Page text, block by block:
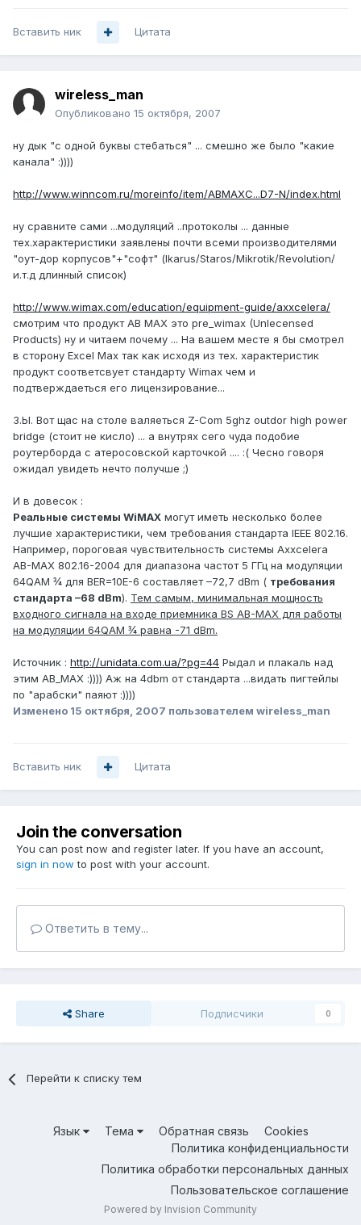
Вставить ник Цитата
wireless_man
Опубликовано 15 октября, 2007
ну дык "с одной буквы стебаться" ... смешно же было "какие
канала" :))))
http://www.winncom.ru/moreinfo/item/ABMAXC...D7-N/index.html
ну сравните сами ...модуляций ..протоколы ... данные
тех.характеристики заявлены почти всеми производителями
"оут-дор корпусов"+"софт" (Ikarus/Staros/Mikrotik/Revolution/
и.т.д длинный список)
http://www.wimax.com/education/equipment-guide/axxcelera/
смотрим что продукт AB MAX это pre_wimax (Unlecensed
Products) ну и читаем почему ... На вашем месте я бы смотрел
в сторону Excel Max так как исходя из тех. характеристик
продукт соответсвует стандарту Wimax чем и
подтверждаеться его лицензирование...
З.Ы. Вот щас на столе валяеться Z-Com 5ghz outdor high power
bridge (стоит не кисло) ... а внутрях сего чуда подобие
роутерборда с атеросовской карточкой .... :( Чесно говоря
ожидал увидеть нечто получше ;)
И в довесок :
Реальные системы WiMAX могут иметь несколько более
лучшие характеристики, чем требования стандарта IEEE 802.16.
Например, пороговая чувствительность системы Axxcelera
AB-MAX 802.16-2004 для диапазона частот 5 ГГц на модуляции
64QAM ¾ для BER=10E-6 составляет –72,7 dBm ( требования
стандарта –68 dBm). Тем самым, минимальная мощность
входного сигнала на входе приемника BS AB-MAX для работы
на модуляции 64QAM ¾ равна -71 dBm.
Источник : http://unidata.com.ua/?pg=44 Рыдал и плакаль над
этим AB_MAX :)))) Аж на 4dbm от стандарта ...видать пигтейлы
по "арабски" паяют :))))
Изменено 15 октября, 2007 пользователем wireless_man
Вставить ник Цитата
Join the conversation
You can post now and register later. If you have an account,
sign in now to post with your account.
Ответить в тему...
Share Подписчики 0
Перейти к списку тем
Язык Тема Обратная связь
Cookies
Политика конфиденциальности
Политика обработки персональных данных
Пользовательское соглашение
Powered by Invision Community